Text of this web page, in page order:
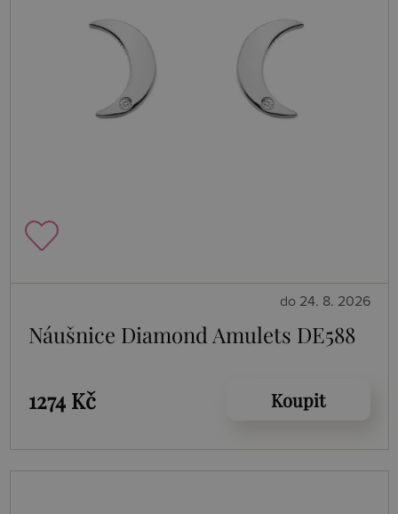
do 24. 8. 2026
Náušnice Diamond Amulets DE588
1274 Kč Koupit